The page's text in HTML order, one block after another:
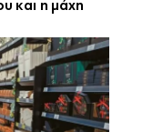
και η μάχη